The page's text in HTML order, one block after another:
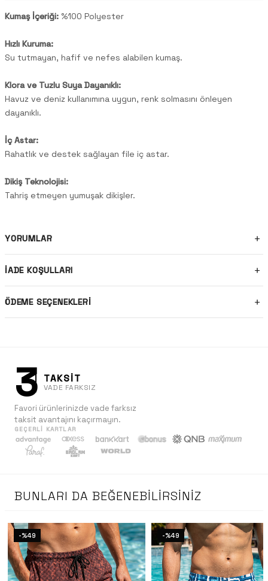
Kumaş İçeriği: %100 Polyester
Hızlı Kuruma:
Su tutmayan, hafif ve nefes alabilen kumaş.
Klora ve Tuzlu Suya Dayanıklı:
Havuz ve deniz kullanımına uygun, renk solmasını önleyen
dayanıklı.
İç Astar:
Rahatlık ve destek sağlayan file iç astar.
Dikiş Teknolojisi:
Tahriş etmeyen yumuşak dikişler.
YORUMLAR
İADE KOŞULLARI
ÖDEME SEÇENEKLERI
3 TAKSİT
VADE FARKSIZ
Favori ürünlerinizde vade farksız
taksit avantajını kaçırmayın.
GEÇERLI KARTLAR
BUNLARI DA BEĞENEBILIRSINIZ
-%49 -%49